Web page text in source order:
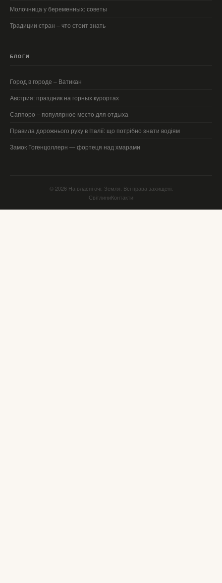
Молочница у беременных: советы
Традиции стран – что стоит знать
БЛОГИ
Город в городе – Ватикан
Австрия: праздник на горных курортах
Саппоро – популярное место для отдыха
Правила дорожнього руху в Італії: що потрібно знати водіям
Замок Гогенцоллерн — фортеця над хмарами
© 2026 На власні очі: Земля. Всі права захищені.
СвітлиниКонтакти